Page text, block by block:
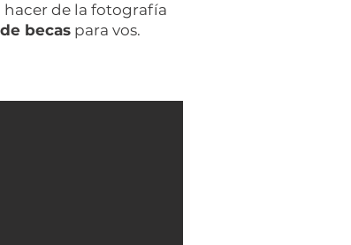
hacer de la fotografía
becaspara vos.